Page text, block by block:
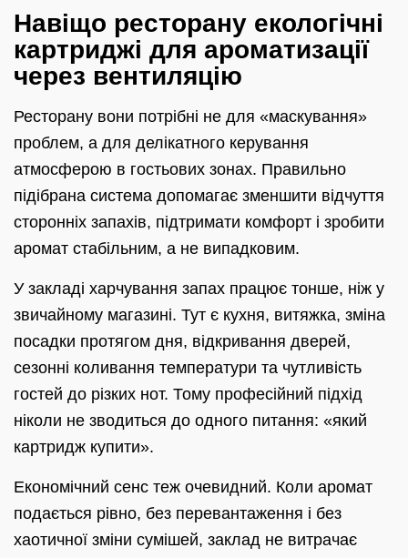
Навіщо ресторану екологічні
картриджі для ароматизації
через вентиляцію
Ресторану вони потрібні не для «маскування»
проблем, а для делікатного керування
атмосферою в гостьових зонах. Правильно
підібрана система допомагає зменшити відчуття
сторонніх запахів, підтримати комфорт і зробити
аромат стабільним, а не випадковим.
У закладі харчування запах працює тонше, ніж у
звичайному магазині. Тут є кухня, витяжка, зміна
посадки протягом дня, відкривання дверей,
сезонні коливання температури та чутливість
гостей до різких нот. Тому професійний підхід
ніколи не зводиться до одного питання: «який
картридж купити».
Економічний сенс теж очевидний. Коли аромат
подається рівно, без перевантаження і без
хаотичної зміни сумішей, заклад не витрачає